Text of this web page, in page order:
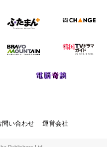
問い合わせ 運営会社